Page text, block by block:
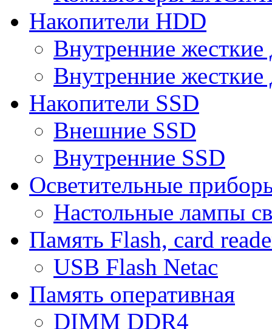
Накопители HDD
Внутренние
Внутренние
Накопители SSD
Внешние SSD
Внутренние SSD
Осветительные
Настольные лампы
Память Flash, card
USB Flash Netac
Память оперативная
DIMM DDR4